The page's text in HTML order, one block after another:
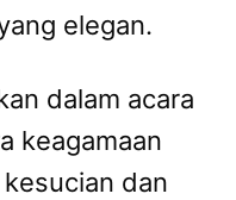
elegan.
dalam acara
keagamaan
dan